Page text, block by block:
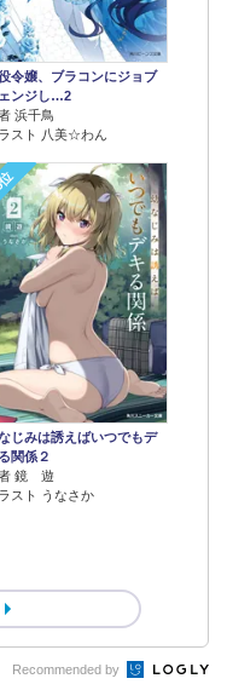
令嬢、ブラコンにジョブ
ンジし…2
浜千鳥
スト 八美☆わん
じみは誘えばいつでもデ
関係２
鏡 遊
スト うなさか
Recommended by